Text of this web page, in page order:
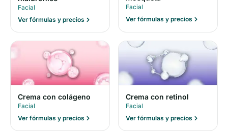
Facial
Ver fórmulas y precios
Facial
Ver fórmulas y precios
Crema con colágeno
Facial
Ver fórmulas y precios
Crema con retinol
Facial
Ver fórmulas y precios